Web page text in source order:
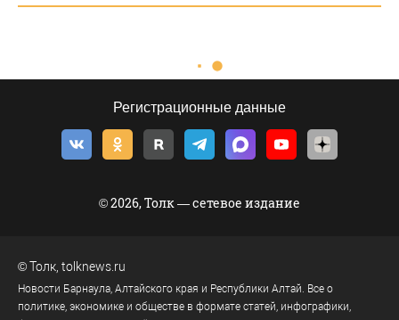
Регистрационные данные
© 2026, Толк — сетевое издание
©Толк tolknews.ru
Новости Барнаула, Алтайского края и Республики Алтай. Все о
политике, экономике и обществе в формате статей, инфографики,